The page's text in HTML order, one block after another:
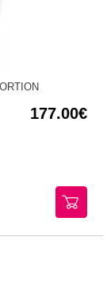
177.00